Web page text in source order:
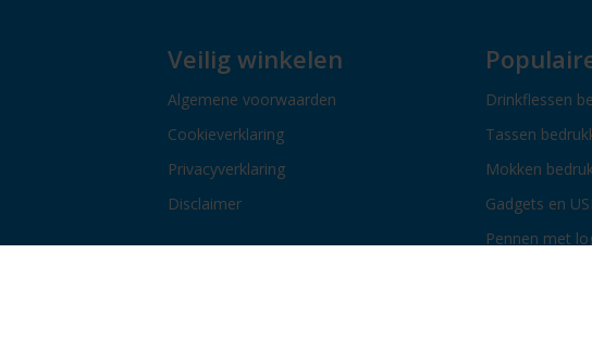
Veilig winkelen
Algemene voorwaarden
Cookieverklaring
Privacyverklaring
Disclaimer
Drinkflessen
Tassen
Mokken
Gadgets en
Pennen met